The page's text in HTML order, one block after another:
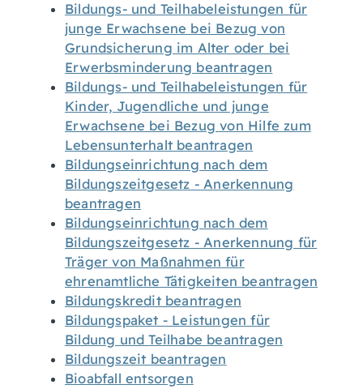
Bildungs- und Teilhabeleistungen für
junge Erwachsene bei Bezug von
Grundsicherung im Alter oder bei
Erwerbsminderung beantragen
Bildungs- und Teilhabeleistungen für
Kinder, Jugendliche und junge
Erwachsene bei Bezug von Hilfe zum
Lebensunterhalt beantragen
Bildungseinrichtung nach dem
Bildungszeitgesetz - Anerkennung
beantragen
Bildungseinrichtung nach dem
Bildungszeitgesetz - Anerkennung für
Träger von Maßnahmen für
ehrenamtliche Tätigkeiten beantragen
Bildungskredit beantragen
Bildungspaket - Leistungen für
Bildung und Teilhabe beantragen
Bildungszeit beantragen
Bioabfall entsorgen